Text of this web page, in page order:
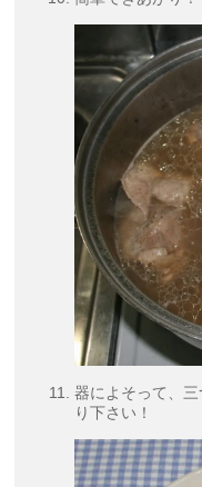
器によそって、
り下さい！